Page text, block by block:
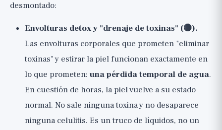
desmontado:
Envolturas detox y "drenaje de toxinas" (🔴).
Las envolturas corporales que prometen "eliminar
toxinas" y estirar la piel funcionan exactamente en
lo que prometen: una pérdida temporal de agua.
En cuestión de horas, la piel vuelve a su estado
normal. No sale ninguna toxina y no desaparece
ninguna celulitis. Es un truco de líquidos, no un